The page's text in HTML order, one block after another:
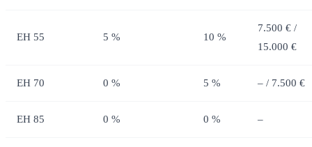
EH 55 5 % 10 %
7.500 € /
15.000 €
EH 70 0 % 5 % – / 7.500 €
EH 85 0 % 0 % –